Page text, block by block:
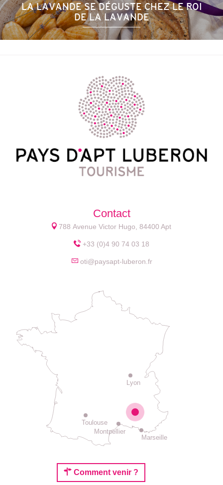
LA LAVANDE SE DÉGUSTE CHEZ LE ROI
DE LA LAVANDE
Contact
788 Avenue Victor Hugo, 84400 Apt
+33 (0)4 90 74 03 18
oti@paysapt-luberon.fr
Lyon
Montpellier
Toulouse
Marseille
Comment venir ?